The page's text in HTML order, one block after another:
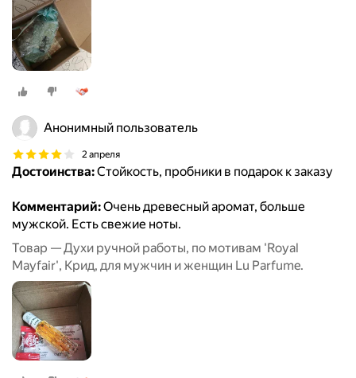
Анонимный пользователь
2 апреля
Достоинства:Стойкость, пробники в подарок к заказу
Комментарий:Очень древесный аромат, больше
мужской. Есть свежие ноты.
Товар — Духи ручной работы, по мотивам 'Royal
Mayfair', Крид, для мужчин и женщин Lu Parfume.